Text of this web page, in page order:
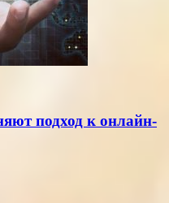
подход к онлайн-